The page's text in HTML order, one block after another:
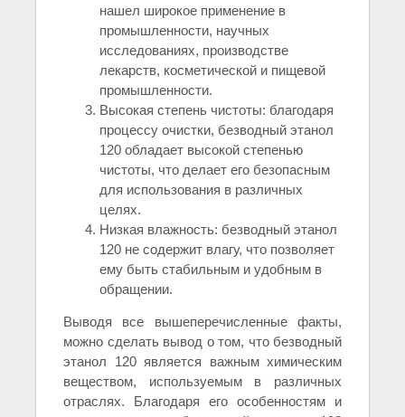
нашел широкое применение в
промышленности, научных
исследованиях, производстве
лекарств, косметической и пищевой
промышленности.
Высокая степень чистоты: благодаря
процессу очистки, безводный этанол
120 обладает высокой степенью
чистоты, что делает его безопасным
для использования в различных
целях.
Низкая влажность: безводный этанол
120 не содержит влагу, что позволяет
ему быть стабильным и удобным в
обращении.
Выводя все вышеперечисленные факты,
можно сделать вывод о том, что безводный
этанол 120 является важным химическим
веществом, используемым в различных
отраслях. Благодаря его особенностям и